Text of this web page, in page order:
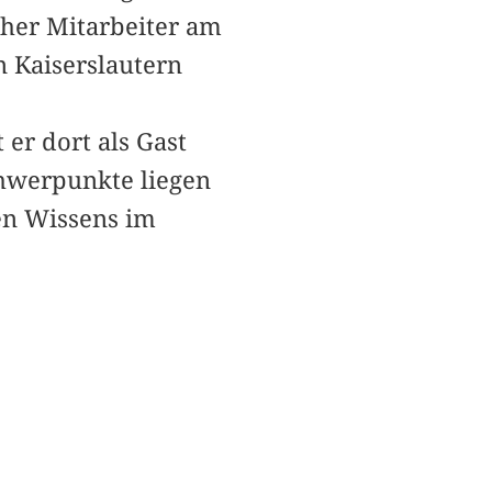
Mitarbeiter am
Kaiserslautern
er dort als Gast
liegen
Wissens im